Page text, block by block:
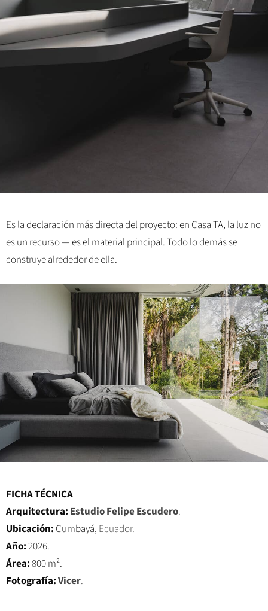
Es la declaración más directa del proyecto: en Casa TA, la luz no
es un recurso — es el material principal. Todo lo demás se
construye alrededor de ella.
FICHA TÉCNICA
Arquitectura: Estudio Felipe Escudero.
Ubicación: Cumbayá, Ecuador.
Año:2026.
Área:800 m².
Fotografía:Vicer.